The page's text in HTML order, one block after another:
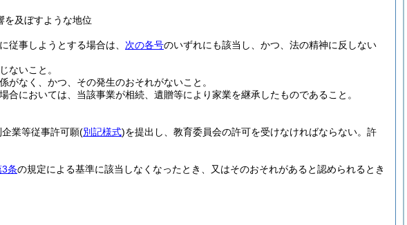
を及ぼすような地位
従事しようとする場合は、 次の各号のいずれにも該当し、かつ、法の精神に反しない
ないこと。
なく、かつ、その発生のおそれがないこと。
においては、当該事業が相続、遺贈等により家業を継承したものであること。
業等従事許可願(別記様式)を提出し、教育委員会の許可を受けなければならない。 許
3条の規定による基準に該当しなくなったとき、又はそのおそれがあると認められるとき